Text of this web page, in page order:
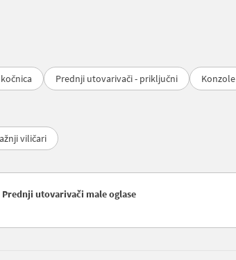
Prednji utovarivači - priključni Konzole
viličari
utovarivači male oglase